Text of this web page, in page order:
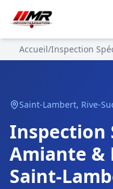
Accueil/Inspection
Saint-Lambert, Rive-
Inspection
Amiante &
Saint-